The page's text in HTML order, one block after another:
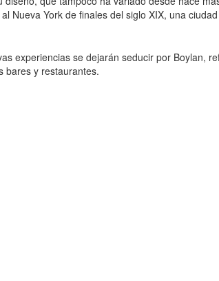
Nueva York de finales del siglo XIX, una
experiencias se dejarán seducir por Boylan,
bares y restaurantes.